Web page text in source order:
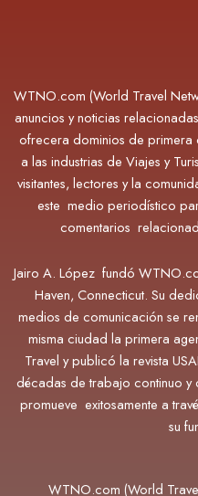
WTNO.com (World Travel
anuncios y noticias
ofrecera dominios de
a las industrias de Viajes y
visitantes, lectores y la
este medio periodístico
comentarios
Jairo A. López fundó
Haven, Connecticut. Su
medios de comunicación se
misma ciudad la primera
Travel y publicó la revista
décadas de trabajo continuo y
promueve exitosamente a
su
WTNO.com (World